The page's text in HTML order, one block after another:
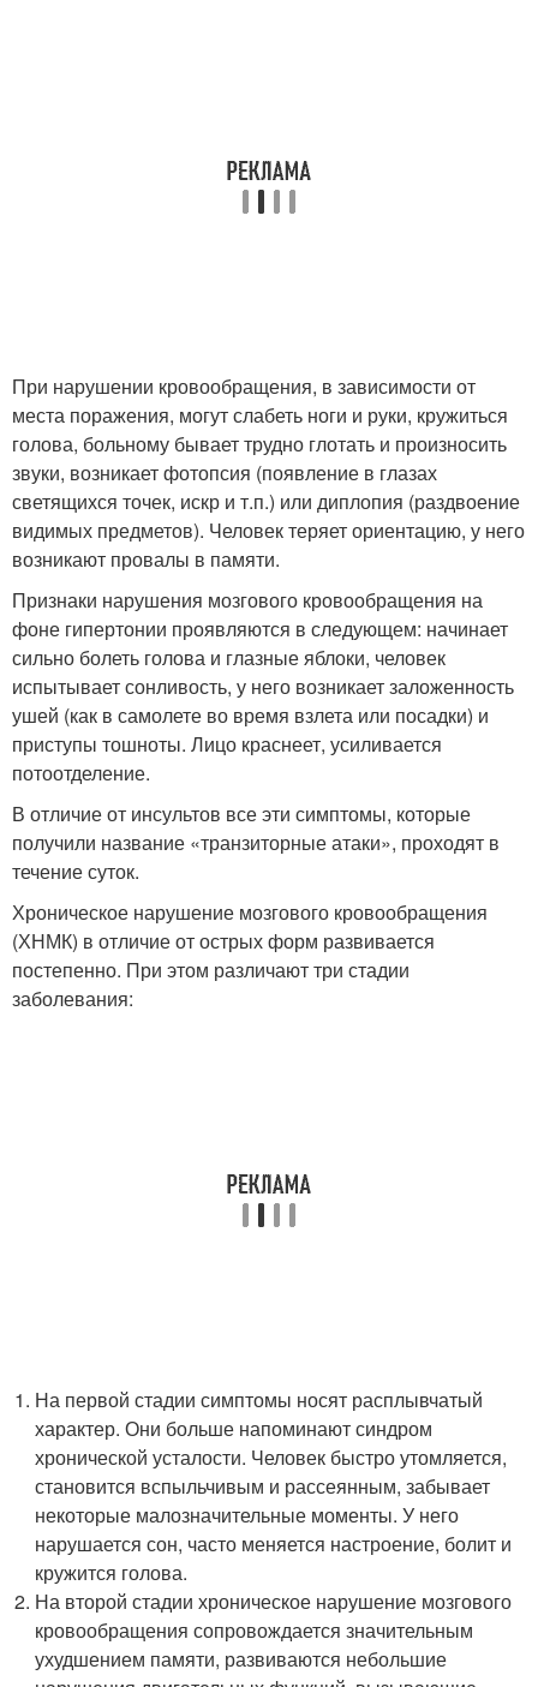
При нарушении кровообращения, в зависимости от
места поражения, могут слабеть ноги и руки, кружиться
голова, больному бывает трудно глотать и произносить
звуки, возникает фотопсия (появление в глазах
светящихся точек, искр и т.п.) или диплопия (раздвоение
видимых предметов). Человек теряет ориентацию, у него
возникают провалы в памяти.
Признаки нарушения мозгового кровообращения на
фоне гипертонии проявляются в следующем: начинает
сильно болеть голова и глазные яблоки, человек
испытывает сонливость, у него возникает заложенность
ушей (как в самолете во время взлета или посадки) и
приступы тошноты. Лицо краснеет, усиливается
потоотделение.
В отличие от инсультов все эти симптомы, которые
получили название «транзиторные атаки», проходят в
течение суток.
Хроническое нарушение мозгового кровообращения
(ХНМК) в отличие от острых форм развивается
постепенно. При этом различают три стадии
заболевания:
На первой стадии симптомы носят расплывчатый
характер. Они больше напоминают синдром
хронической усталости. Человек быстро утомляется,
становится вспыльчивым и рассеянным, забывает
некоторые малозначительные моменты. У него
нарушается сон, часто меняется настроение, болит и
кружится голова.
На второй стадии хроническое нарушение мозгового
кровообращения сопровождается значительным
ухудшением памяти, развиваются небольшие